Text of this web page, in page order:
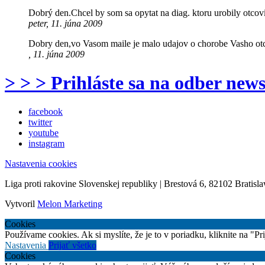
Dobrý den.Chcel by som sa opytat na diag. ktoru urobily
peter, 11. júna 2009
Dobry den,vo Vasom maile je malo udajov o chorobe Vasho
, 11. júna 2009
> > > Prihláste sa na odber
facebook
twitter
youtube
instagram
Nastavenia cookies
Liga proti rakovine Slovenskej republiky | Brestová 6, 82102
Vytvoril Melon Marketing
Cookies
Používame cookies. Ak si myslíte, že je to v poriadku, kliknite na
Nastavenia Prijať všetko
Cookies